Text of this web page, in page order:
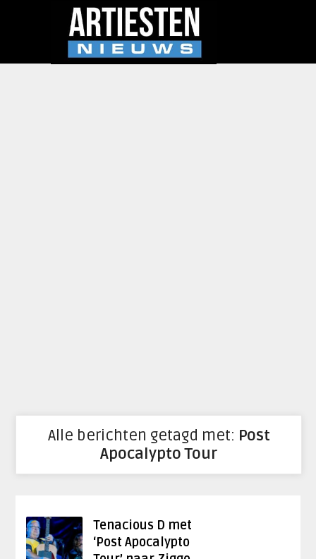
Alle berichten getagd met: Post
Apocalypto Tour
Tenacious D met
‘Post Apocalypto